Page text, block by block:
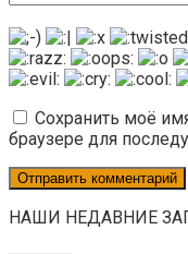
Сохранить моё
браузере для
НАШИ НЕДАВНИЕ